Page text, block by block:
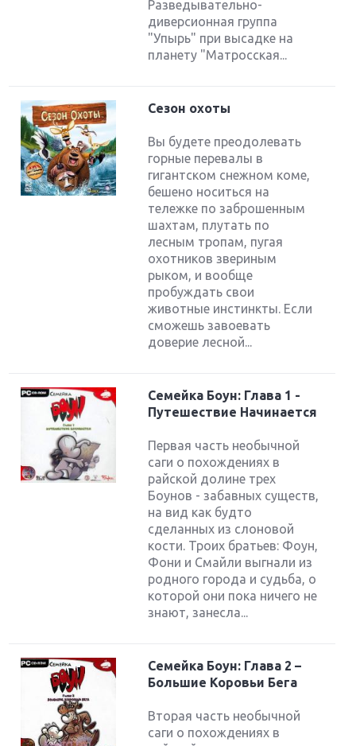
Разведывательно-
диверсионная группа
"Упырь" при высадке на
планету "Матросская...
Сезон охоты
Вы будете преодолевать
горные перевалы в
гигантском снежном коме,
бешено носиться на
тележке по заброшенным
шахтам, плутать по
лесным тропам, пугая
охотников звериным
рыком, и вообще
пробуждать свои
животные инстинкты. Если
сможешь завоевать
доверие лесной...
Семейка Боун: Глава 1 -
Путешествие Начинается
Первая часть необычной
саги о похождениях в
райской долине трех
Боунов - забавных существ,
на вид как будто
сделанных из слоновой
кости. Троих братьев: Фоун,
Фони и Смайли выгнали из
родного города и судьба, о
которой они пока ничего не
знают, занесла...
Семейка Боун: Глава 2 –
Большие Коровьи Бега
Вторая часть необычной
саги о похождениях в